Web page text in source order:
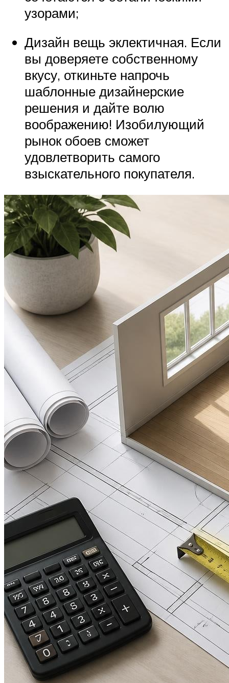
узорами;
Дизайн вещь эклектичная. Если
вы доверяете собственному
вкусу, откиньте напрочь
шаблонные дизайнерские
решения и дайте волю
воображению! Изобилующий
рынок обоев сможет
удовлетворить самого
взыскательного покупателя.